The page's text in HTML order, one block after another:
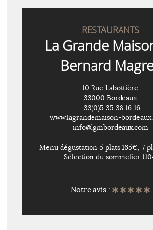
RESTAURANTS
La Grande
Bernard
10 Rue Labottière
33000 Bordeaux
+33(0)5 35 38 16 16
www.lagrandemaison-
info@lgmbordeaux.com
Menu dégustation 5 plats 165€, 7
Sélection du sommelier
...
Notre avis :